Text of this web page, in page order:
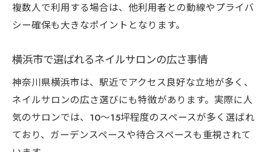
複数人で利用する場合は、他利用者との動線やプライバ
シー確保も大きなポイントとなります。
横浜市で選ばれるネイルサロンの広さ事情
神奈川県横浜市は、駅近でアクセス良好な立地が多く、
ネイルサロンの広さ選びにも特徴があります。実際に人
気のサロンでは、10〜15坪程度のスペースが多く選ばれ
ており、ガーデンスペースや待合スペースも重視されて